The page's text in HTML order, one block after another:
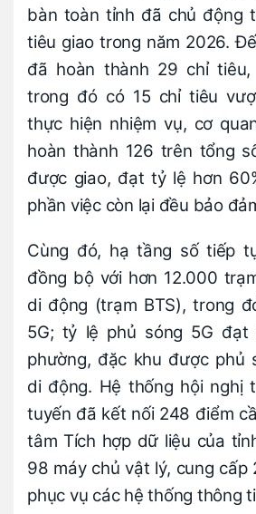
bàn toàn tỉnh đã chủ động
tiêu giao trong năm 2026.
đã hoàn thành 29 chỉ
trong đó có 15 chỉ tiêu
thực hiện nhiệm vụ, cơ
hoàn thành 126 trên tổng
được giao, đạt tỷ lệ hơn
phần việc còn lại đều bảo
Cùng đó, hạ tầng số tiếp
đồng bộ với hơn 12.000
di động (trạm BTS), trong
5G; tỷ lệ phủ sóng 5G đạt
phường, đặc khu được phủ
di động. Hệ thống hội nghị
tuyến đã kết nối 248 điểm
tâm Tích hợp dữ liệu của
98 máy chủ vật lý, cung cấp
phục vụ các hệ thống thông